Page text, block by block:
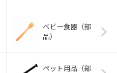
ベビー食器（部
品）
ペット用品（部